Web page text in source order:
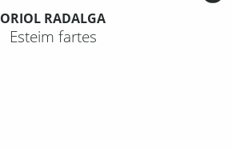
ORIOL RADALGA
Esteim fartes